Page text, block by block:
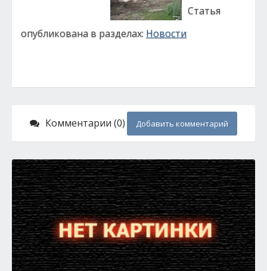
Статья
опубликована в разделах: Новости
Комментарии (0) Добавить комментарий